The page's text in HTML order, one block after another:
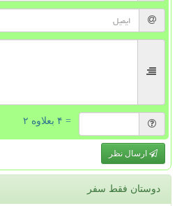
= ۴ بعلاوه ۲
ارسال نظر
دوستان فقط سفر